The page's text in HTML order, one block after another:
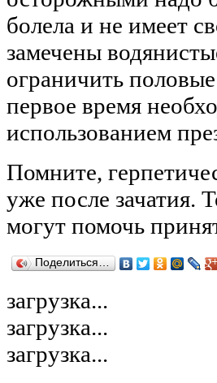
болела и не имеет
замечены
ограничить
первое время
использованием
Помните,
уже после зачатия.
могут помочь
Поделиться…
загрузка...
загрузка...
загрузка...